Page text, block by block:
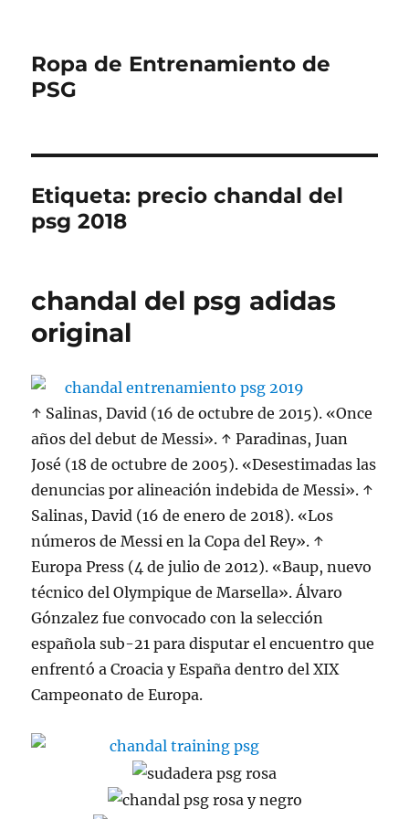
Ropa de Entrenamiento de
PSG
Etiqueta: precio chandal del
psg 2018
chandal del psg adidas
original
↑ Salinas, David (16 de octubre de 2015). «Once
años del debut de Messi». ↑ Paradinas, Juan
José (18 de octubre de 2005). «Desestimadas las
denuncias por alineación indebida de Messi». ↑
Salinas, David (16 de enero de 2018). «Los
números de Messi en la Copa del Rey». ↑
Europa Press (4 de julio de 2012). «Baup, nuevo
técnico del Olympique de Marsella». Álvaro
Gónzalez fue convocado con la selección
española sub-21 para disputar el encuentro que
enfrentó a Croacia y España dentro del XIX
Campeonato de Europa.